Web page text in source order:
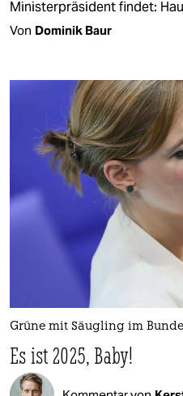
Ministerpräsident findet:
Von Dominik Baur
Grüne mit Säugling im
Es ist 2025, Baby!